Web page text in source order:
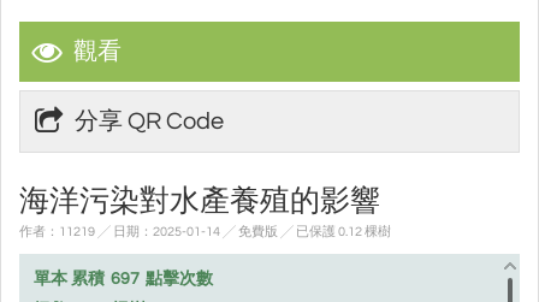
觀看
分享 QR Code
海洋污染對水產養殖的影響
作者：11219 ╱ 日期：2025-01-14 ╱ 免費版 ╱ 已保護 0.12 棵樹
單本 累積 697 點擊次數